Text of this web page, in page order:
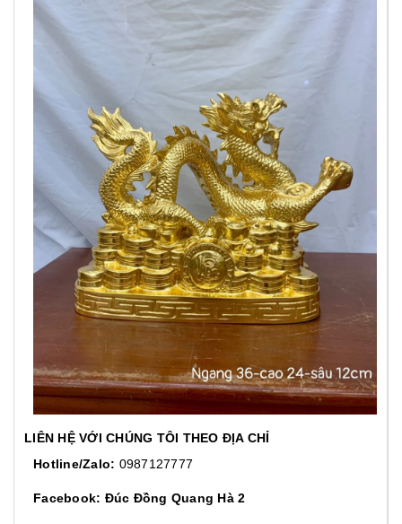
LIÊN HỆ VỚI CHÚNG TÔI THEO ĐỊA CHỈ
Hotline/Zalo: 0987127777
Facebook: Đúc Đồng Quang Hà 2